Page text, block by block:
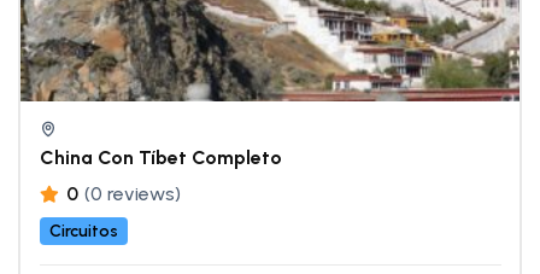
China Con Tíbet Completo
0 (0 reviews)
Circuitos